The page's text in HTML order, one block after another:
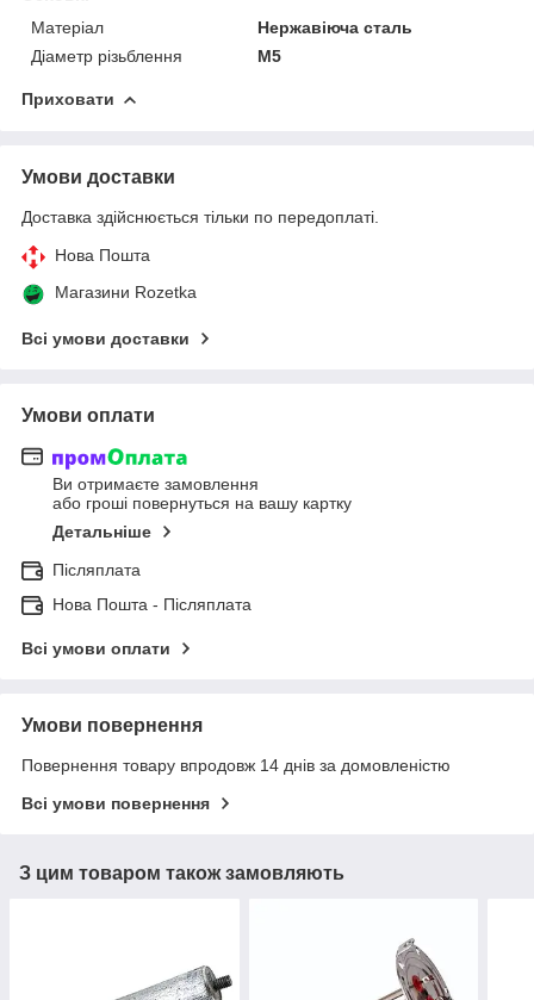
Матеріал
Нержавіюча сталь
Діаметр різьблення
М5
Приховати
Умови доставки
Доставка здійснюється тільки по передоплаті.
Нова Пошта
Магазини Rozetka
Всі умови доставки
Умови оплати
Ви отримаєте замовлення
або гроші повернуться на вашу картку
Детальніше
Післяплата
Нова Пошта - Післяплата
Всі умови оплати
Умови повернення
Повернення товару впродовж 14 днів за домовленістю
Всі умови повернення
З цим товаром також замовляють